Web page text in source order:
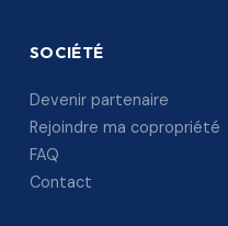
SOCIÉTÉ
Devenir partenaire
Rejoindre ma copropriété
FAQ
Contact